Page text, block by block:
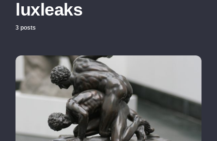
luxleaks
3 posts